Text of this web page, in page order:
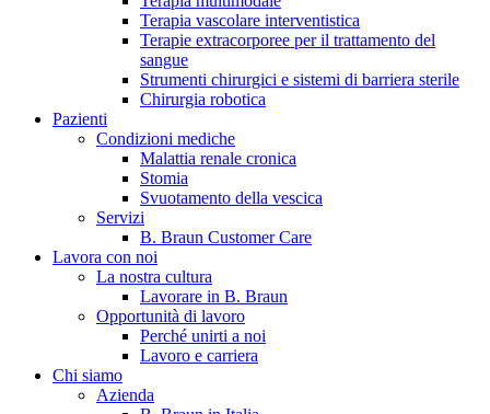
B. Braun in Italia
Scopri chi siamo ed entra nel mondo di B. Braun in Italia: 4
sedi, 4 aziende, più di 700 dipendenti e un Centro di
Eccellenza a livello globale.
Terapia vascolare interventistica
Terapie extracorporee per il trattamento del
sangue
Strumenti chirurgici e sistemi di barriera sterile
Chirurgia robotica
Pazienti
Condizioni mediche
Malattia renale cronica
Stomia
Svuotamento della vescica
Servizi
B. Braun Customer Care
Lavora con noi
La nostra cultura
Lavorare in B. Braun
Opportunità di lavoro
Perché unirti a noi
Lavoro e carriera
Chi siamo
Azienda